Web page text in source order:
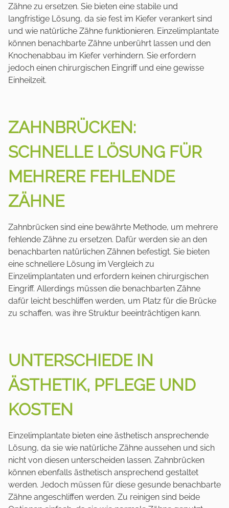
Zähne zu ersetzen. Sie bieten eine stabile und
langfristige Lösung, da sie fest im Kiefer verankert sind
und wie natürliche Zähne funktionieren. Einzelimplantate
können benachbarte Zähne unberührt lassen und den
Knochenabbau im Kiefer verhindern. Sie erfordern
jedoch einen chirurgischen Eingriff und eine gewisse
Einheilzeit.
ZAHNBRÜCKEN:
SCHNELLE LÖSUNG FÜR
MEHRERE FEHLENDE
ZÄHNE
Zahnbrücken sind eine bewährte Methode, um mehrere
fehlende Zähne zu ersetzen. Dafür werden sie an den
benachbarten natürlichen Zähnen befestigt. Sie bieten
eine schnellere Lösung im Vergleich zu
Einzelimplantaten und erfordern keinen chirurgischen
Eingriff. Allerdings müssen die benachbarten Zähne
dafür leicht beschliffen werden, um Platz für die Brücke
zu schaffen, was ihre Struktur beeinträchtigen kann.
UNTERSCHIEDE IN
ÄSTHETIK, PFLEGE UND
KOSTEN
Einzelimplantate bieten eine ästhetisch ansprechende
Lösung, da sie wie natürliche Zähne aussehen und sich
nicht von diesen unterscheiden lassen. Zahnbrücken
können ebenfalls ästhetisch ansprechend gestaltet
werden. Jedoch müssen für diese gesunde benachbarte
Zähne angeschliffen werden. Zu reinigen sind beide